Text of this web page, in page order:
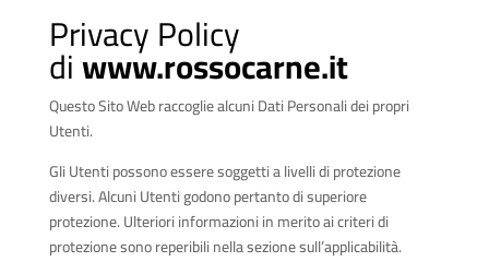
Privacy Policy
diwww.rossocarne.it
Questo Sito Web raccoglie alcuni Dati Personali dei propri
Utenti.
Gli Utenti possono essere soggetti a livelli di protezione
diversi. Alcuni Utenti godono pertanto di superiore
protezione. Ulteriori informazioni in merito ai criteri di
protezione sono reperibili nella sezione sull’applicabilità.